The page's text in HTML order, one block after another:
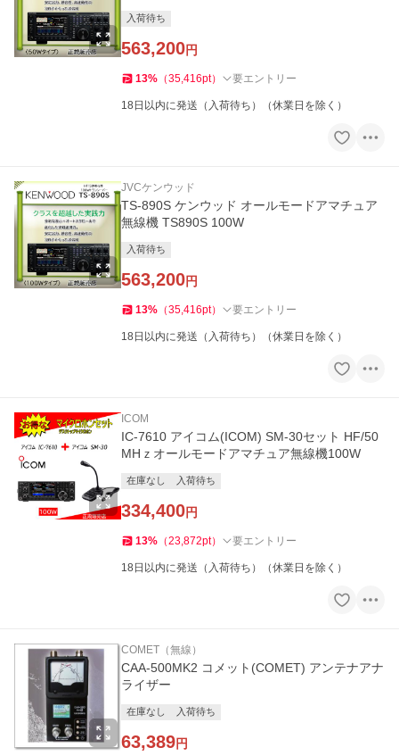
入荷待ち
563,200円
13% （35,416pt） 要エントリー
18日以内に発送（入荷待ち）（休業日を除く）
JVCケンウッド
TS-890S ケンウッド オールモードアマチュア
無線機 TS890S 100W
入荷待ち
563,200円
13% （35,416pt） 要エントリー
18日以内に発送（入荷待ち）（休業日を除く）
ICOM
IC-7610 アイコム(ICOM) SM-30セット HF/50
MHｚオールモードアマチュア無線機100W
在庫なし 入荷待ち
334,400円
13% （23,872pt） 要エントリー
18日以内に発送（入荷待ち）（休業日を除く）
COMET（無線）
CAA-500MK2 コメット(COMET) アンテナアナ
ライザー
在庫なし 入荷待ち
63,389円